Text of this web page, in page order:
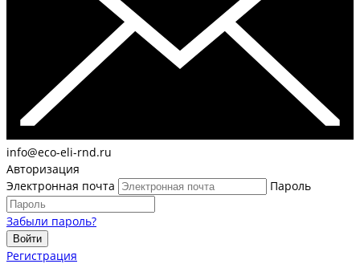
info@eco-eli-rnd.ru
Авторизация
Электронная почта
Пароль
Забыли пароль?
Войти
Регистрация